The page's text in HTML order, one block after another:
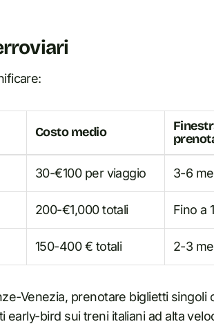
Costo medio
30-€100 per viaggio 3-6
200-€1,000 totali Fino a
150-400 € totali 2-3
Venezia, prenotare biglietti singoli
bird sui treni italiani ad alta